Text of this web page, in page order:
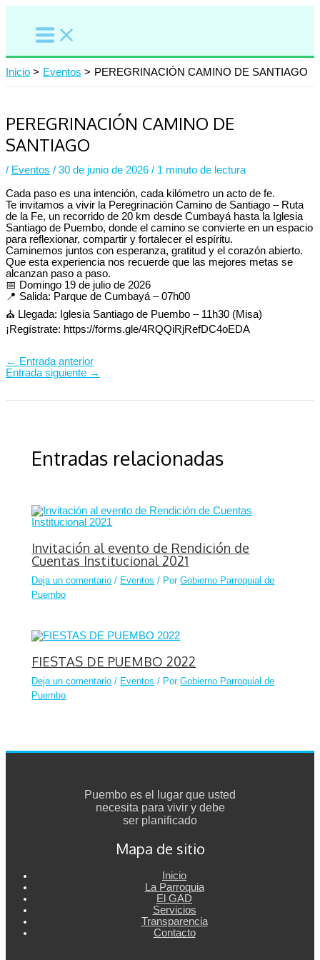
contenido
Inicio Eventos PEREGRINACIÓN CAMINO DE SANTIAGO
PEREGRINACIÓN CAMINO DE
SANTIAGO
/ Eventos / 30 de junio de 2026 / 1 minuto de lectura
Cada paso es una intención, cada kilómetro un acto de fe.
Te invitamos a vivir la Peregrinación Camino de Santiago – Ruta
de la Fe, un recorrido de 20 km desde Cumbayá hasta la Iglesia
Santiago de Puembo, donde el camino se convierte en un espacio
para reflexionar, compartir y fortalecer el espíritu.
Caminemos juntos con esperanza, gratitud y el corazón abierto.
Que esta experiencia nos recuerde que las mejores metas se
alcanzan paso a paso.
📅 Domingo 19 de julio de 2026
📍 Salida: Parque de Cumbayá – 07h00
⛪ Llegada: Iglesia Santiago de Puembo – 11h30 (Misa)
¡Regístrate: https://forms.gle/4RQQiRjRefDC4oEDA
← Entrada anterior
Entrada siguiente →
Entradas relacionadas
Invitación al evento de Rendición de
Cuentas Institucional 2021
Deja un comentario / Eventos / PorGobierno Parroquial de
Puembo
FIESTAS DE PUEMBO 2022
Deja un comentario / Eventos / PorGobierno Parroquial de
Puembo
Puembo es el lugar que usted
necesita para vivir y debe
ser planificado
Mapa de sitio
Inicio
La Parroquia
El GAD
Servicios
Transparencia
Contacto